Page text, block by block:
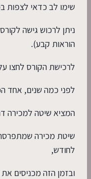
שימו לב כדאי לצפות
ניתן לרכוש גישה
הוראות קבע).
לרכישת הקורס לחצו
לפני כמה שנים, אחד
המציא שיטה למכירה
שיטת מכירה
לחודש,
ובזמן הזה מכניסים